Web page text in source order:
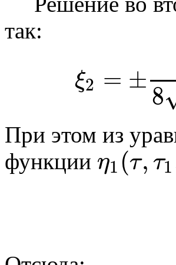
так:
ξ2 = ±
8
При этом из
функции η1 (τ, τ1
η1(τ 1, …)